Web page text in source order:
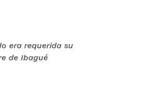
era requerida su
de Ibagué